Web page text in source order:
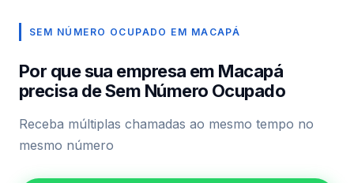
SEM NÚMERO OCUPADO EM MACAPÁ
Por que sua empresa em Macapá
precisa de Sem Número Ocupado
Receba múltiplas chamadas ao mesmo tempo no
mesmo número